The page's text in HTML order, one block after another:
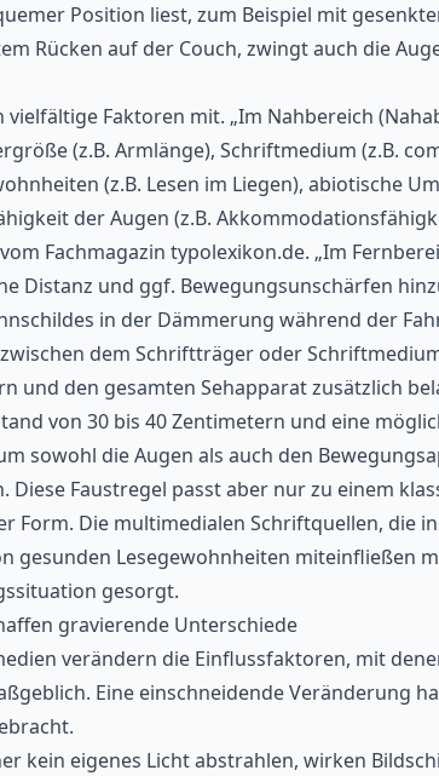
Position liest, zum Beispiel mit
Rücken auf der Couch, zwingt auch die
vielfältige Faktoren mit. „Im Nahbereich
(z.B. Armlänge), Schriftmedium (z.B.
(z.B. Lesen im Liegen), abiotische
der Augen (z.B.
vom Fachmagazin typolexikon.de. „Im
Distanz und ggf. Bewegungsunschärfen
in der Dämmerung während der
dem Schriftträger oder
und den gesamten Sehapparat zusätzlich
von 30 bis 40 Zentimetern und eine
sowohl die Augen als auch den
Diese Faustregel passt aber nur zu einem
Form. Die multimedialen Schriftquellen, die
gesunden Lesegewohnheiten miteinfließen
gesorgt.
gravierende Unterschiede
verändern die Einflussfaktoren, mit
Eine einschneidende Veränderung
kein eigenes Licht abstrahlen, wirken